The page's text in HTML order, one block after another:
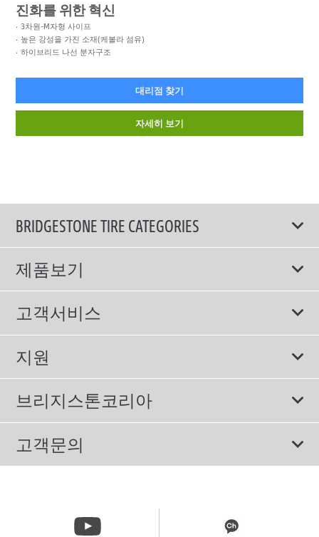
진화를 위한 혁신
3차원-M자형 사이프
높은 강성을 가진 소재(케볼라 섬유)
하이브리드 나선 분자구조
대리점 찾기
자세히 보기
BRIDGESTONE TIRE CATEGORIES
제품보기
모두
스포츠 타이어
컴포트 타이어
친환경 타이어
SUV/RV 타이어
겨울용 타이어
고객서비스
보증서비스
에너지소비효율등급제도
지원
이용약관
개인정보처리방침
브리지스톤코리아
회사소개
올림픽활동
뉴스릴리즈
고객문의